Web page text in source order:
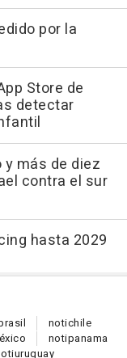
por la
Store de
detectar
más de diez
contra el sur
hasta 2029
notichile
notipanama
uruguay